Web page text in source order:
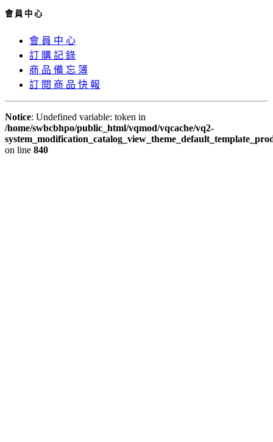
會 員 中 心
會 員 中 心
訂 購 記 錄
商 品 備 忘 簿
訂 閱 商 品 快 報
Notice: Undefined variable: token in
/home/swbcbhpo/public_html/vqmod/vqcache/vq2-
on line 840